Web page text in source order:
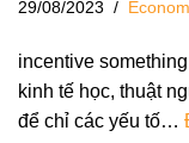
29/08/2023
incentive
kinh tế học, thuật
để chỉ các yếu tố…